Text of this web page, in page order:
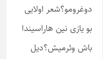
دوغرومو؟شعر اولایی
بو یازی نین هاراسیندا
باش وئرمیش؟دیل